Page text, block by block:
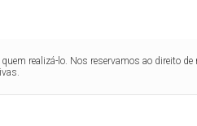
realizá-lo. Nos reservamos ao direito